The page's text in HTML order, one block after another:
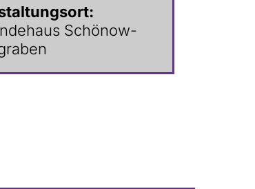
Schönow-